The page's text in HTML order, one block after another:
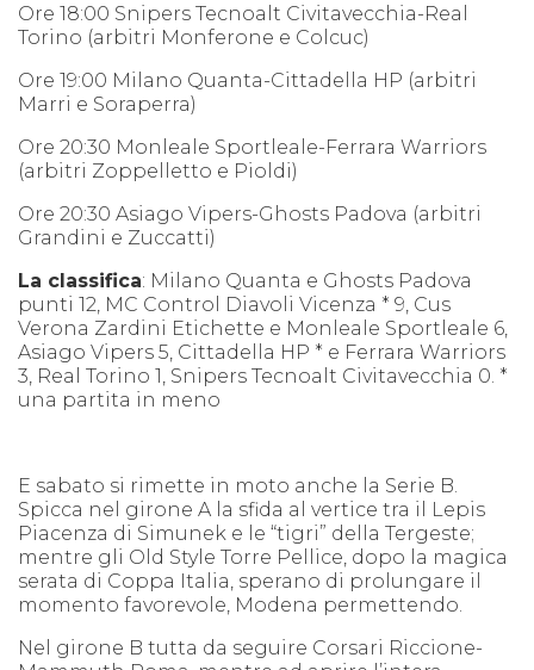
Ore 18:00 Snipers Tecnoalt Civitavecchia-Real
Torino (arbitri Monferone e Colcuc)
Ore 19:00 Milano Quanta-Cittadella HP (arbitri
Marri e Soraperra)
Ore 20:30 Monleale Sportleale-Ferrara Warriors
(arbitri Zoppelletto e Pioldi)
Ore 20:30 Asiago Vipers-Ghosts Padova (arbitri
Grandini e Zuccatti)
La classifica: Milano Quanta e Ghosts Padova
punti 12, MC Control Diavoli Vicenza * 9, Cus
Verona Zardini Etichette e Monleale Sportleale 6,
Asiago Vipers 5, Cittadella HP * e Ferrara Warriors
3, Real Torino 1, Snipers Tecnoalt Civitavecchia 0. *
una partita in meno
E sabato si rimette in moto anche la Serie B.
Spicca nel girone A la sfida al vertice tra il Lepis
Piacenza di Simunek e le “tigri” della Tergeste;
mentre gli Old Style Torre Pellice, dopo la magica
serata di Coppa Italia, sperano di prolungare il
momento favorevole, Modena permettendo.
Nel girone B tutta da seguire Corsari Riccione-